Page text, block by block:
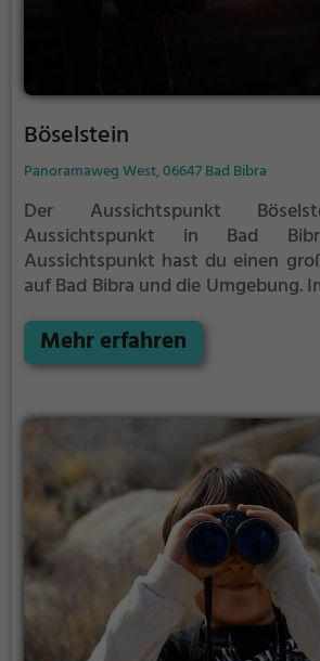
Böselstein
Panoramaweg West, 06647 Bad Bibra
Der Aussichtspunkt
Aussichtspunkt in Bad
Aussichtspunkt hast du einen
auf Bad Bibra und die Umgebung.
für Familienausflüge,
Picknicken und lockt an
Mehr erfahren